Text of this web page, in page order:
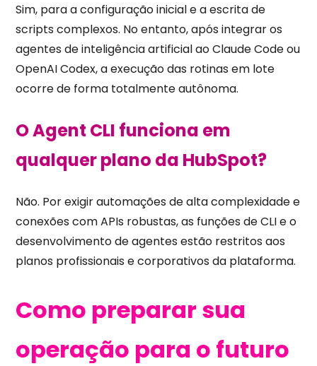
Sim, para a configuração inicial e a escrita de
scripts complexos. No entanto, após integrar os
agentes de inteligência artificial ao Claude Code ou
OpenAI Codex, a execução das rotinas em lote
ocorre de forma totalmente autônoma.
O Agent CLI funciona em
qualquer plano da HubSpot?
Não. Por exigir automações de alta complexidade e
conexões com APIs robustas, as funções de CLI e o
desenvolvimento de agentes estão restritos aos
planos profissionais e corporativos da plataforma.
Como preparar sua
operação para o futuro